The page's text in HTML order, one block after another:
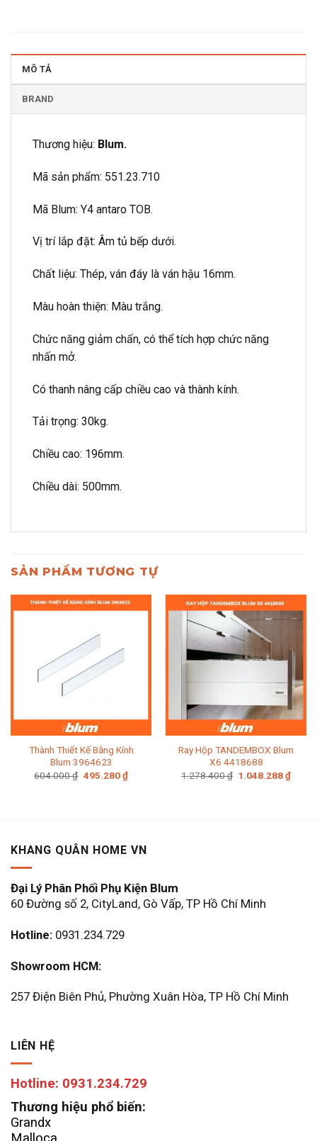
MÔ TẢ
BRAND
Thương hiệu: Blum.
Mã sản phẩm: 551.23.710
Mã Blum: Y4 antaro TOB.
Vị trí lắp đặt: Âm tủ bếp dưới.
Chất liệu: Thép, ván đáy là ván hậu 16mm.
Màu hoàn thiện: Màu trắng.
Chức năng giảm chấn, có thể tích hợp chức năng
nhấn mở.
Có thanh nâng cấp chiều cao và thành kính.
Tải trọng: 30kg.
Chiều cao: 196mm.
Chiều dài: 500mm.
SẢN PHẨM TƯƠNG TỰ
Thành Thiết Kế Bằng Kính
Blum 3964623
604.000₫ Giá
495.280₫Giá
hiện
Ray Hộp TANDEMBOX Blum
X6 4418688
1.278.400₫ Giá
1.048.288₫Giá
KHANG QUÂN HOME VN
Đại Lý Phân Phối Phụ Kiện Blum
60 Đường số 2, CityLand, Gò Vấp, TP Hồ Chí Minh
Hotline: 0931.234.729
Showroom HCM:
257 Điện Biên Phủ, Phường Xuân Hòa, TP Hồ Chí Minh
LIÊN HỆ
Hotline: 0931.234.729
Thương hiệu phổ biến:
Grandx
Malloca